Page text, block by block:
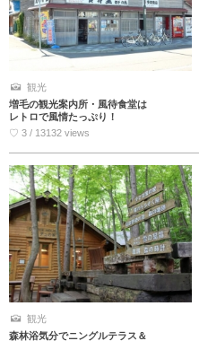
観光
増毛の観光案内所・風待食堂は
レトロで風情たっぷり！
♡ 3 / 13132 views
観光
森林浴気分でニングルテラス＆